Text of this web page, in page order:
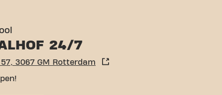
24/7
3067 GM Rotterdam